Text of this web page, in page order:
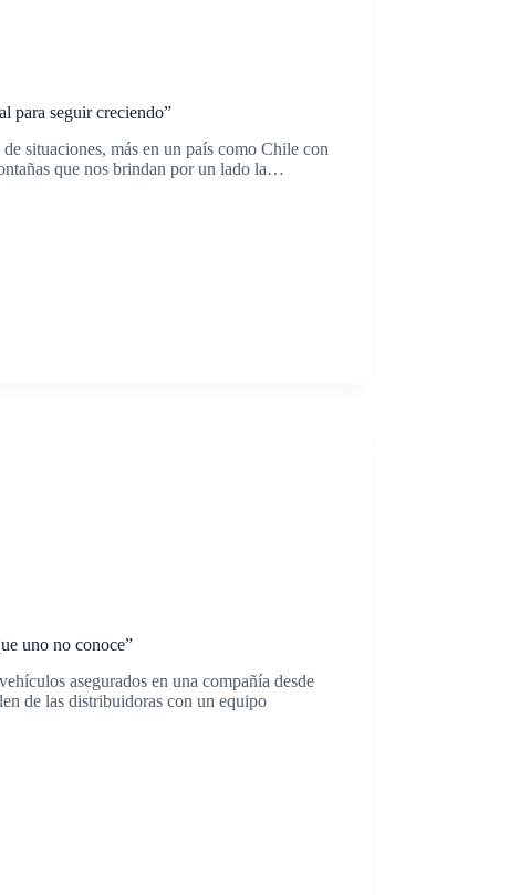
para seguir creciendo”
situaciones, más en un país como Chile con
que nos brindan por un lado la…
uno no conoce”
asegurados en una compañía desde
de las distribuidoras con un equipo